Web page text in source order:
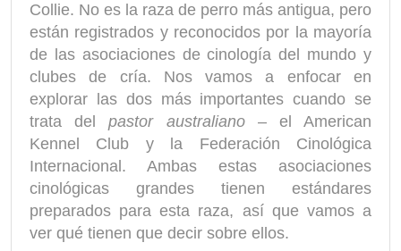
Collie. No es la raza de perro más antigua, pero
están registrados y reconocidos por la mayoría
de las asociaciones de cinología del mundo y
clubes de cría. Nos vamos a enfocar en
explorar las dos más importantes cuando se
trata delpastor australiano– el American
Kennel Club y la Federación Cinológica
Internacional. Ambas estas asociaciones
cinológicas grandes tienen estándares
preparados para esta raza, así que vamos a
ver qué tienen que decir sobre ellos.